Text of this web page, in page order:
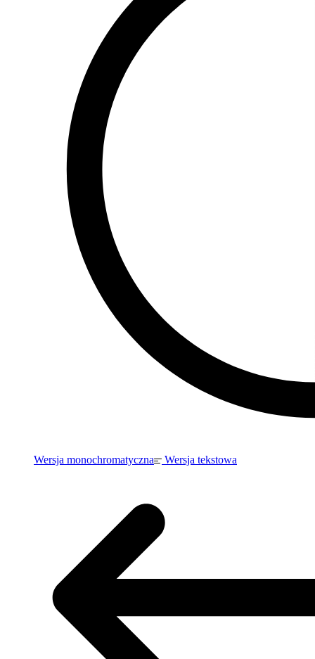
Wersja monochromatyczna Wersja tekstowa